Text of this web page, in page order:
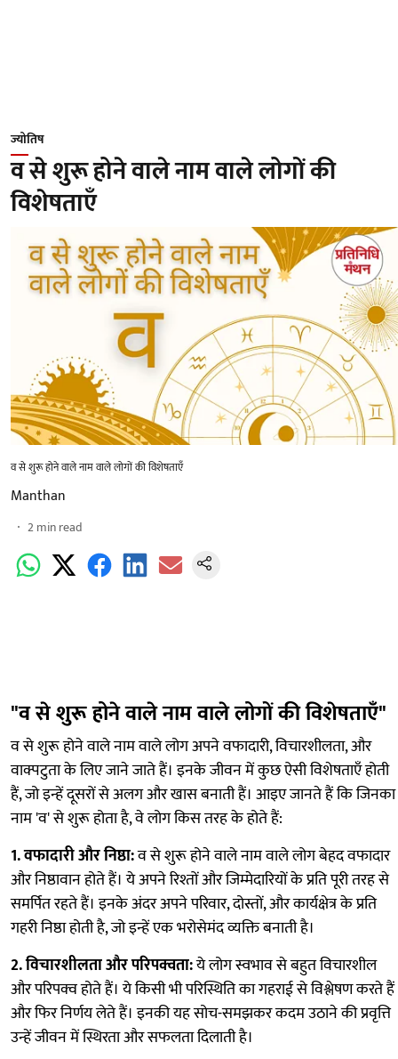
ज्योतिष
व से शुरू होने वाले नाम वाले लोगों की
विशेषताएँ
व से शुरू होने वाले नाम वाले लोगों की विशेषताएँ
Manthan
2min read
"व से शुरू होने वाले नाम वाले लोगों की विशेषताएँ"
व से शुरू होने वाले नाम वाले लोग अपने वफादारी, विचारशीलता, और
वाक्पटुता के लिए जाने जाते हैं। इनके जीवन में कुछ ऐसी विशेषताएँ होती
हैं, जो इन्हें दूसरों से अलग और खास बनाती हैं। आइए जानते हैं कि जिनका
नाम 'व' से शुरू होता है, वे लोग किस तरह के होते हैं:
1. वफादारी और निष्ठा:व से शुरू होने वाले नाम वाले लोग बेहद वफादार
और निष्ठावान होते हैं। ये अपने रिश्तों और जिम्मेदारियों के प्रति पूरी तरह से
समर्पित रहते हैं। इनके अंदर अपने परिवार, दोस्तों, और कार्यक्षेत्र के प्रति
गहरी निष्ठा होती है, जो इन्हें एक भरोसेमंद व्यक्ति बनाती है।
2. विचारशीलता और परिपक्वता:ये लोग स्वभाव से बहुत विचारशील
और परिपक्व होते हैं। ये किसी भी परिस्थिति का गहराई से विश्लेषण करते हैं
और फिर निर्णय लेते हैं। इनकी यह सोच-समझकर कदम उठाने की प्रवृत्ति
उन्हें जीवन में स्थिरता और सफलता दिलाती है।